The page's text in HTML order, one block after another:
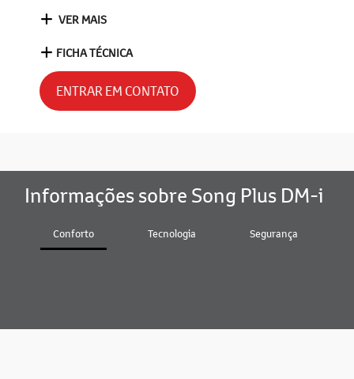
VER MAIS
FICHA TÉCNICA
ENTRAR EM CONTATO
Informações sobre Song Plus DM-i
Conforto Tecnologia Segurança